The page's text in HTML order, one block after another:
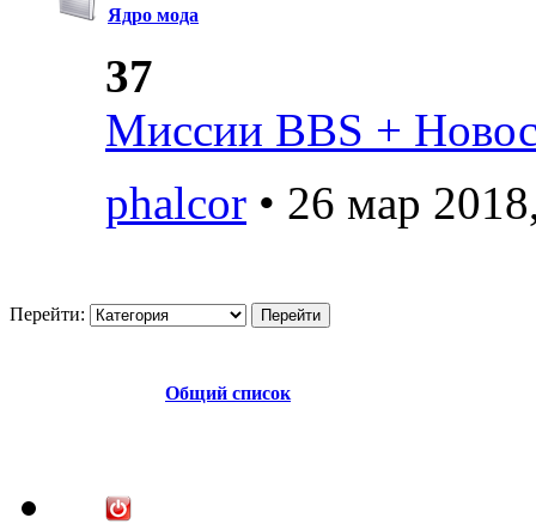
Ядро мода
37
Миссии BBS +
phalcor • 26 мар
Перейти:
Общий список